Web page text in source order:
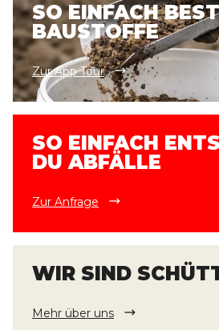
SO EINFACH
BAUSTOFFE
Zur App Tour
SO EINFACH
DU ABFÄLLE
Zur Anfrage
WIR SIND
Mehr über uns